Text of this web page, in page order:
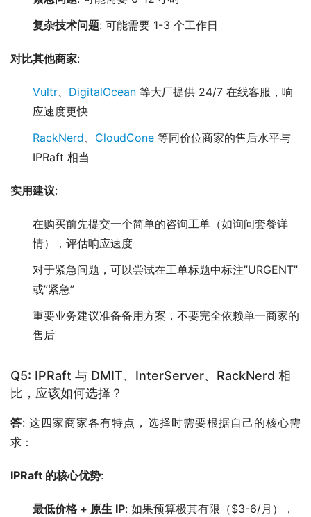
复杂技术问题: 可能需要 1-3 个工作日
对比其他商家:
Vultr、 DigitalOcean 等大厂提供 24/7 在线客服，响
应速度更快
RackNerd、 CloudCone 等同价位商家的售后水平与
IPRaft 相当
实用建议:
在购买前先提交一个简单的咨询工单（如询问套餐详
情），评估响应速度
对于紧急问题，可以尝试在工单标题中标注”URGENT”
或”紧急”
重要业务建议准备备用方案，不要完全依赖单一商家的
售后
Q5: IPRaft 与 DMIT、InterServer、RackNerd 相
比，应该如何选择？
答: 这四家商家各有特点，选择时需要根据自己的核心需
求：
IPRaft 的核心优势:
最低价格 + 原生 IP: 如果预算极其有限（$3-6/月），